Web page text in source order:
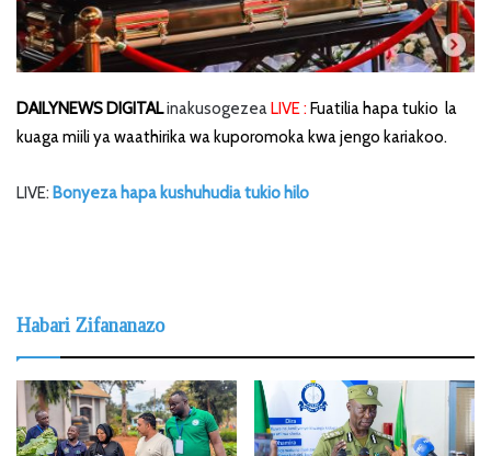
DAILYNEWS DIGITALinakusogezeaLIVE : Fuatilia hapa tukio la
kuaga miili ya waathirika wa kuporomoka kwa jengo kariakoo.
LIVE: Bonyeza hapa kushuhudia tukio hilo
Habari Zifananazo